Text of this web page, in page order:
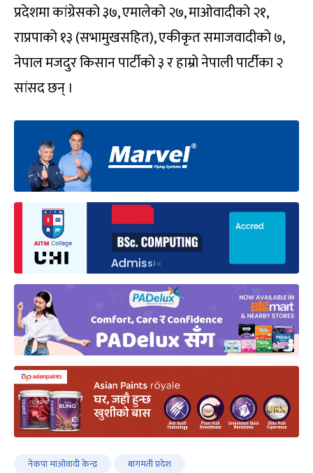
प्रदेशमा कांग्रेसको ३७, एमालेको २७, माओवादीको २१,
राप्रपाको १३ (सभामुखसहित), एकीकृत समाजवादीको ७,
नेपाल मजदुर किसान पार्टीको ३ र हाम्रो नेपाली पार्टीका २
सांसद छन् ।
नेकपा माओवादी केन्द्र बागमती प्रदेश